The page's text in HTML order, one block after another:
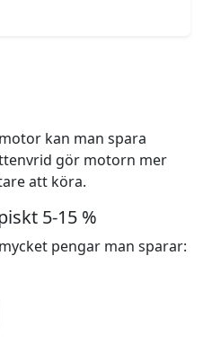
kan man spara
gör motorn mer
att köra.
5-15 %
pengar man sparar: